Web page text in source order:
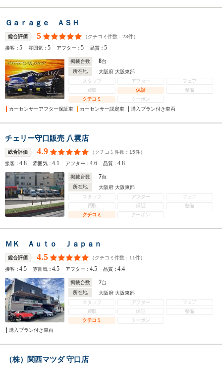
Ｇａｒａｇｅ ＡＳＨ
総合評価 5 （クチコミ件数： 23件）
接客：5 雰囲気：5 アフター：5 品質：5
掲載台数 8台
所在地
大阪府 大阪東部
スタッフ
アフター
フェア
買取
保証
整備
クチコミ
クーポン
カーセンサーアフター保証車
カーセンサー認定車 購入プラン付き車両
チェリー守口販売 八雲店
総合評価 4.9 （クチコミ件数： 15件）
接客：4.8 雰囲気：4.1 アフター：4.6 品質：4.8
掲載台数 7台
所在地
大阪府 大阪東部
スタッフ
アフター
フェア
買取
保証
整備
クチコミ
クーポン
ＭＫ Ａｕｔｏ Ｊａｐａｎ
総合評価 4.5 （クチコミ件数： 11件）
接客：4.5 雰囲気：4.5 アフター：4.5 品質：4.4
掲載台数 7台
所在地
大阪府 大阪東部
スタッフ
アフター
フェア
買取
保証
整備
クチコミ
クーポン
購入プラン付き車両
（株）関西マツダ 守口店